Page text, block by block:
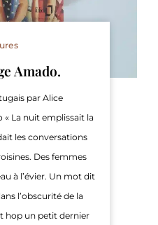
Amado.
par Alice
« La nuit emplissait la
les conversations
Des femmes
à l’évier. Un mot dit
l’obscurité de la
hop un petit dernier